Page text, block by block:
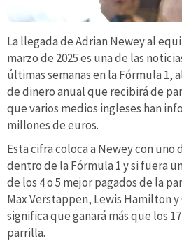
La llegada de Adrian Newey al
marzo de 2025 es una de las
últimas semanas en la Fórmula 1,
de dinero anual que recibirá de
que varios medios ingleses han
millones de euros.
Esta cifra coloca a Newey con uno
dentro de la Fórmula 1 y si fuera
de los 4 o 5 mejor pagados de la
Max Verstappen, Lewis Hamilton
significa que ganará más que los
parrilla.